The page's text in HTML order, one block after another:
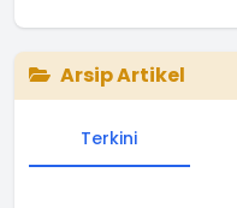
Arsip Artikel
Terkini